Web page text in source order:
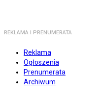
REKLAMA I PRENUMERATA
Reklama
Ogłoszenia
Prenumerata
Archiwum